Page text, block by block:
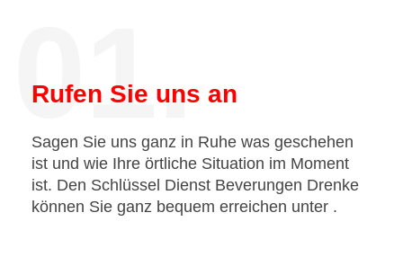
01.
Rufen Sie uns an
Sagen Sie uns ganz in Ruhe was geschehen
ist und wie Ihre örtliche Situation im Moment
ist. Den Schlüssel Dienst Beverungen Drenke
können Sie ganz bequem erreichen unter .